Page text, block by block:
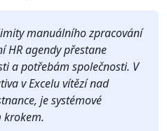
manuálního zpracování
HR agendy přestane
a potřebám společnosti. V
v Excelu vítězí nad
je systémové
krokem.